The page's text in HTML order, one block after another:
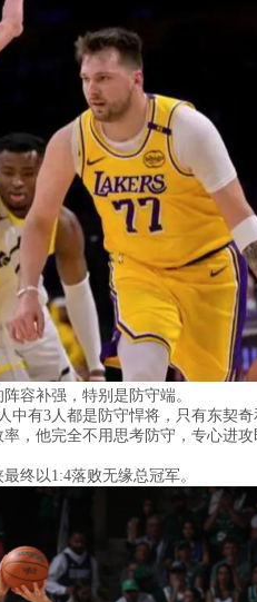
容补强，特别是防守端。
有3人都是防守悍将，只有东契奇
，他完全不用思考防守，专心进
终以1:4落败无缘总冠军。